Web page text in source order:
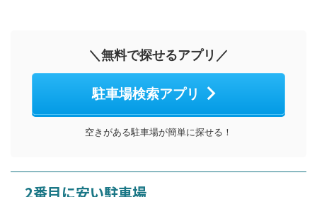
＼無料で探せるアプリ／
駐車場検索アプリ
空きがある駐車場が簡単に探せる！
2番目に安い駐車場